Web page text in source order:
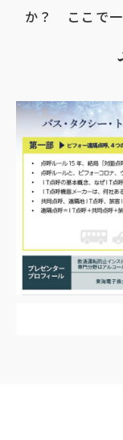
か？ ここで一